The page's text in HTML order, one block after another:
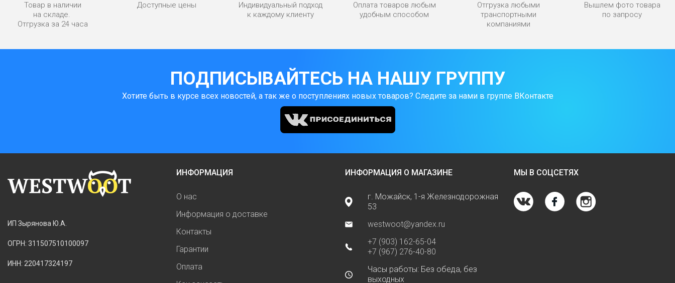
Товар в наличии
на складе.
Отгрузка за 24 часа
Доступные цены
Индивидуальный подход
к каждому клиенту
Оплата товаров любым
удобным способом
Отгрузка любыми
транспортными
компаниями
Вышлем фото товара
по запросу
ПОДПИСЫВАЙТЕСЬ НА НАШУ ГРУППУ
Хотите быть в курсе всех новостей, а так же о поступлениях новых товаров? Следите за нами в группе ВКонтакте
ИП Зырянова Ю.А.
ОГРН: 311507510100097
ИНН: 220417324197
ИНФОРМАЦИЯ
О нас
Информация о доставке
Контакты
Гарантии
Оплата
ИНФОРМАЦИЯ О МАГАЗИНЕ
г. Можайск, 1-я Железнодорожная
53
westwoot@yandex.ru
+7 (903) 162-65-04
+7 (967) 276-40-80
Часы работы: Без обеда, без
выходных
МЫ В СОЦСЕТЯХ